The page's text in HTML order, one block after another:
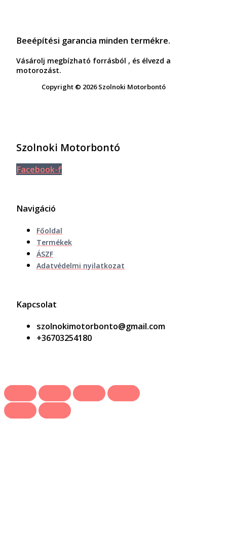
Beeépítési garancia minden termékre.
Vásárolj megbízható forrásból , és élvezd a
motorozást.
Copyright © 2026 Szolnoki Motorbontó
Szolnoki Motorbontó
Facebook-f
Navigáció
Főoldal
Termékek
ÁSZF
Adatvédelmi nyilatkozat
Kapcsolat
szolnokimotorbonto@gmail.com
+36703254180